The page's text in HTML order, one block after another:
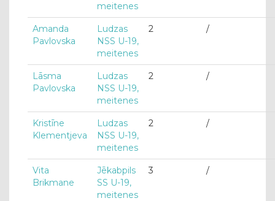
meitenes
Amanda
Pavlovska
Ludzas
NSS U-19,
meitenes
2 /
Lāsma
Pavlovska
Ludzas
NSS U-19,
meitenes
2 /
Kristīne
Klementjeva
Ludzas
NSS U-19,
meitenes
2 /
Vita
Brikmane
Jēkabpils
SS U-19,
meitenes
3 /